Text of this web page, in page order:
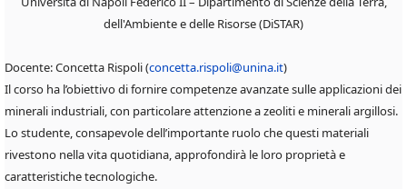
dell'Ambiente e delle Risorse (DiSTAR)
Docente: Concetta Rispoli (concetta.rispoli@unina.it)
Il corso ha l’obiettivo di fornire competenze avanzate sulle applicazioni dei
minerali industriali, con particolare attenzione a zeoliti e minerali argillosi.
Lo studente, consapevole dell’importante ruolo che questi materiali
rivestono nella vita quotidiana, approfondirà le loro proprietà e
caratteristiche tecnologiche.